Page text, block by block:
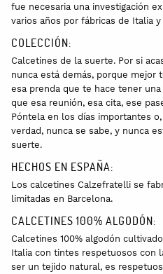
fue necesaria una investigación
varios años por fábricas de Italia y
COLECCIÓN:
Calcetines de la suerte. Por si
nunca está demás, porque mejor
esa prenda que te hace tener
que esa reunión, esa cita, ese
Póntela en los días importantes
verdad, nunca se sabe, y nunca
suerte.
HECHOS EN ESPAÑA:
Los calcetines Calzefratelli se
limitadas en Barcelona.
CALCETINES 100% ALGODÓN:
Calcetines 100% algodón
Italia con tintes respetuosos con
ser un tejido natural, es